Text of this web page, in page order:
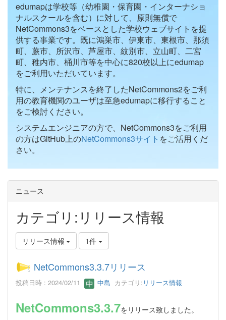
edumapは学校等（幼稚園・保育園・インターナショ
ナルスクールを含む）に対して、原則無償で
NetCommons3をベースとした学校ウェブサイトを提
供する事業です。既に鴻巣市、伊東市、東根市、那須
町、蕨市、所沢市、芦屋市、紋別市、立山町、二宮
町、稚内市、桶川市等を中心に820校以上にedumap
をご利用いただいています。
特に、メンテナンスを終了したNetCommons2をご利
用の教育機関のユーザは至急edumapに移行すること
をご検討ください。
システムエンジニアの方で、NetCommons3をご利用
の方はGitHub上のNetCommons3サイト をご活用くだ
さい。
ニュース
カテゴリ:リリース情報
リリース情報 1件
NetCommons3.3.7リリース
投稿日時 : 2024/02/11 中島 カテゴリ: リリース情報
NetCommons3.3.7をリリース致しました。